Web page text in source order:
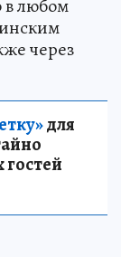
в любом
через
для